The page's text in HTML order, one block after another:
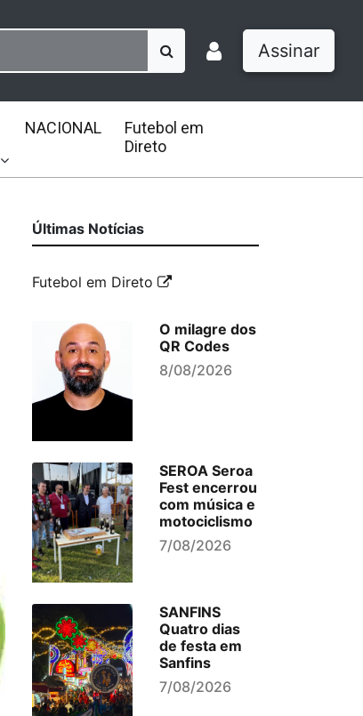
Assinar
NACIONAL
Futebol em
Direto
Últimas Notícias
Futebol em Direto
O milagre dos
QR Codes
8/08/2026
SEROA Seroa
Fest encerrou
com música e
motociclismo
7/08/2026
SANFINS
Quatro dias
de festa em
Sanfins
7/08/2026